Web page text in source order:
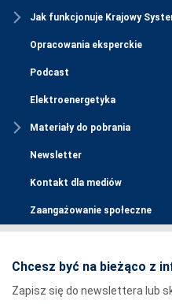
Jak funkcjonuje Krajowy
Opracowania eksperckie
Podcast
Elektroenergetyka
Materiały do pobrania
Newsletter
Kontakt dla mediów
Zaangażowanie społeczne
Chcesz być na bieżąco z
Zapisz się do newslettera lub